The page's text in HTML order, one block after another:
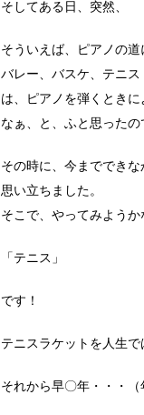
そしてある日、突然、
そういえば、ピアノの道
バレー、バスケ、テニス
は、ピアノを弾くとき
なぁ、と、ふと思ったの
その時に、今まででき
思い立ちました。
そこで、やってみよう
「テニス」
です！
テニスラケットを人生で
それから早〇年・・・